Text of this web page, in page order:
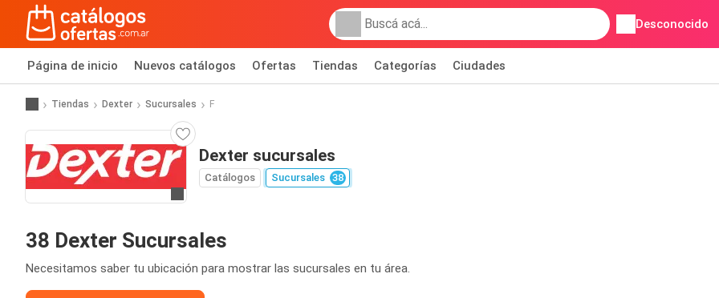
Desconocido
Página de inicio Nuevos catálogos Ofertas Tiendas Categorías Ciudades
Tiendas Dexter Sucursales F
Dexter sucursales
Catálogos Sucursales 38
38 Dexter Sucursales
Necesitamos saber tu ubicación para mostrar las sucursales en tu área.